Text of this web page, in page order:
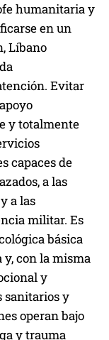
humanitaria y
en un
Líbano
Evitar
y totalmente
capaces de
a las
a las
militar. Es
básica
con la misma
y
sanitarios y
operan bajo
y trauma